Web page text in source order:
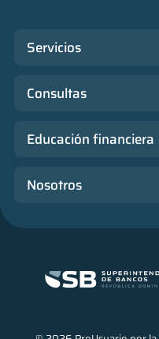
Servicios
Consultas
Educación financiera
Nosotros